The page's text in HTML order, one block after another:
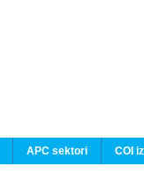
APC sektori COI